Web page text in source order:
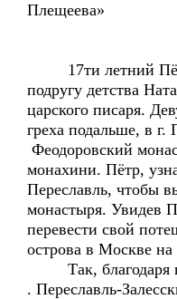
Плещеева»
17ти летний
подругу детства
царского писаря.
греха подальше, в г.
Феодоровский
монахини. Пётр,
Переславль, чтобы
монастыря. Увидев
перевести свой
острова в Москве
Так, благодаря
. Переславль-